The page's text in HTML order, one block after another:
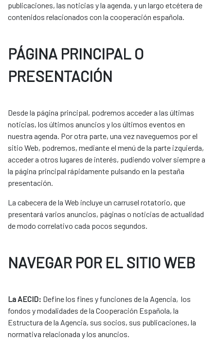
publicaciones, las noticias y la agenda, y un largo etcétera de
contenidos relacionados con la cooperación española.
PÁGINA PRINCIPAL O
PRESENTACIÓN
Desde la página principal, podremos acceder a las últimas
noticias, los últimos anuncios y los últimos eventos en
nuestra agenda. Por otra parte, una vez naveguemos por el
sitio Web, podremos, mediante el menú de la parte izquierda,
acceder a otros lugares de interés, pudiendo volver siempre a
la página principal rápidamente pulsando en la pestaña
presentación.
La cabecera de la Web incluye un carrusel rotatorio, que
presentará varios anuncios, páginas o noticias de actualidad
de modo correlativo cada pocos segundos.
NAVEGAR POR EL SITIO WEB
La AECID: Define los fines y funciones de la Agencia, los
fondos y modalidades de la Cooperación Española, la
Estructura de la Agencia, sus socios, sus publicaciones, la
normativa relacionada y los anuncios.